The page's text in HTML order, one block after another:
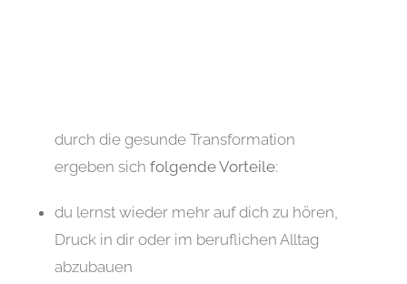
durch die gesunde Transformation
ergeben sich folgende Vorteile:
du lernst wieder mehr auf dich zu hören,
Druck in dir oder im beruflichen Alltag
abzubauen